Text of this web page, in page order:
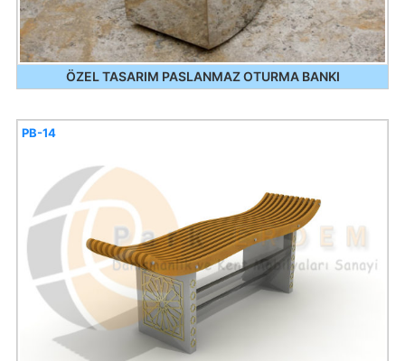
ÖZEL TASARIM PASLANMAZ OTURMA BANKI
PB-14